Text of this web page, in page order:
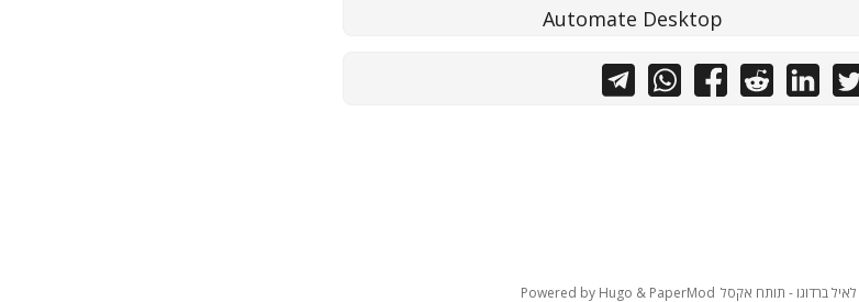
Automate Desktop
לאיל ברדוגו - תותח אקסל Powered by Hugo & PaperMod